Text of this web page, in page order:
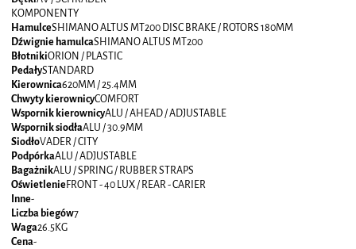
KOMPONENTY
HamulceSHIMANO ALTUS MT200 DISC BRAKE / ROTORS 180MM
Dźwignie hamulcaSHIMANO ALTUS MT200
BłotnikiORION / PLASTIC
PedałySTANDARD
Kierownica620MM / 25.4MM
Chwyty kierownicyCOMFORT
Wspornik kierownicyALU / AHEAD / ADJUSTABLE
Wspornik siodłaALU / 30.9MM
SiodłoVADER / CITY
PodpórkaALU / ADJUSTABLE
BagażnikALU / SPRING / RUBBER STRAPS
OświetlenieFRONT - 40 LUX / REAR - CARIER
Inne-
Liczba biegów7
Waga26.5KG
Cena-